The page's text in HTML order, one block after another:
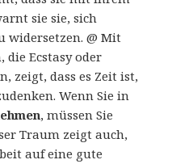
sie sie, sich
widersetzen. @ Mit
die Ecstasy oder
zeigt, dass es Zeit ist,
Wenn Sie in
, müssen Sie
Traum zeigt auch,
auf eine gute